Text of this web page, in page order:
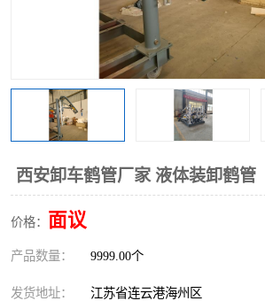
西安卸车鹤管厂家 液体装卸鹤管
价格： 面议
产品数量： 9999.00个
发货地址： 江苏省连云港海州区